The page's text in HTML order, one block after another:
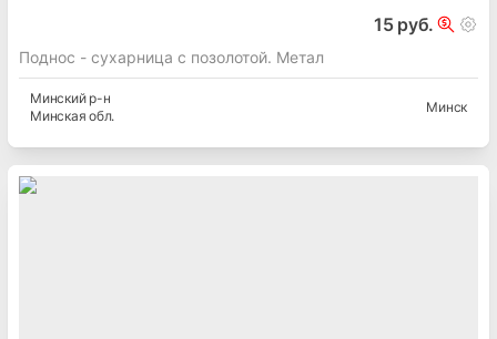
15 руб.
Поднос - сухарница с позолотой. Метал
Минскийр-н
Минская обл.
Минск